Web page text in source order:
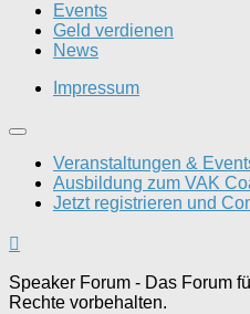
Events
Geld verdienen
News
Impressum
Veranstaltungen &
Ausbildung zum VAK
Jetzt registrieren und
Speaker Forum - Das Forum
Rechte vorbehalten.